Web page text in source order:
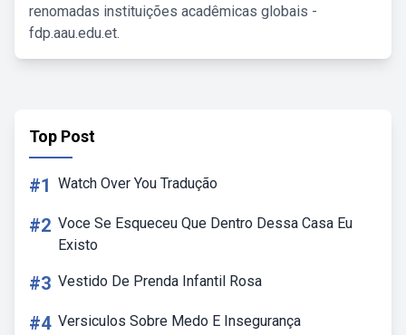
renomadas instituições acadêmicas globais -
fdp.aau.edu.et.
Top Post
#1 Watch Over You Tradução
#2 Voce Se Esqueceu Que Dentro Dessa Casa Eu
Existo
#3 Vestido De Prenda Infantil Rosa
#4 Versiculos Sobre Medo E Insegurança